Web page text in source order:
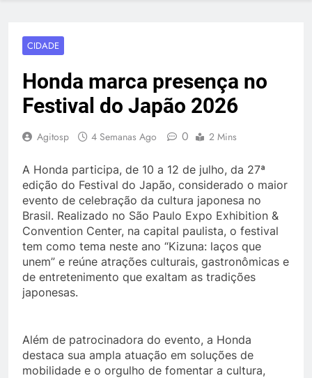
CIDADE
Honda marca presença no
Festival do Japão 2026
Agitosp 4 Semanas Ago 0 2 Mins
A Honda participa, de 10 a 12 de julho, da 27ª
edição do Festival do Japão, considerado o maior
evento de celebração da cultura japonesa no
Brasil. Realizado no São Paulo Expo Exhibition &
Convention Center, na capital paulista, o festival
tem como tema neste ano “Kizuna: laços que
unem” e reúne atrações culturais, gastronômicas e
de entretenimento que exaltam as tradições
japonesas.
Além de patrocinadora do evento, a Honda
destaca sua ampla atuação em soluções de
mobilidade e o orgulho de fomentar a cultura,